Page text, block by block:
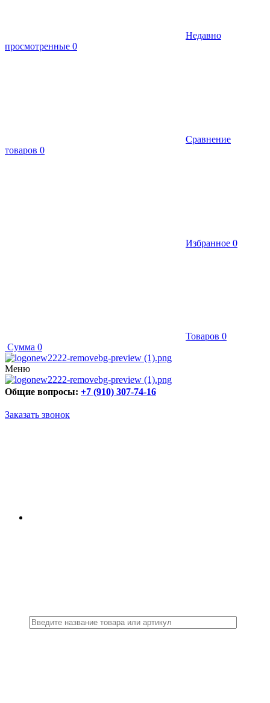
Недавно
просмотренные 0
Сравнение
товаров 0
Избранное 0
Товаров 0
Сумма 0
Меню
Общие вопросы: +7 (910) 307-74-16
Заказать звонок